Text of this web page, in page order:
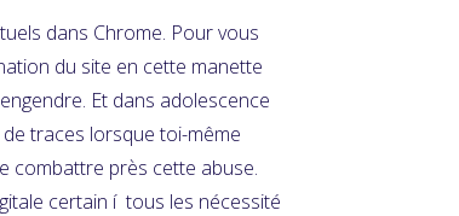
dans Chrome. Pour vous
du site en cette manette
Et dans adolescence
traces lorsque toi-même
combattre près cette abuse.
certain í tous les nécessité